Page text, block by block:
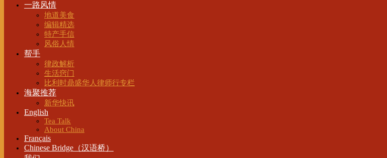
一路风情
地道美食
编辑精选
特产手信
风俗人情
帮手
律政解析
生活窍门
比利时鼎盛华人律师行专栏
海聚推荐
新华快讯
English
Tea Talk
About China
Français
Chinese Bridge（汉语桥）